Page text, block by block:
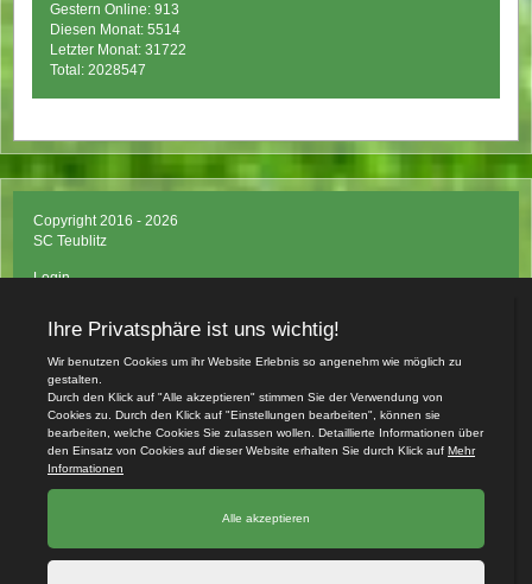
Gestern Online: 913
Diesen Monat: 5514
Letzter Monat: 31722
Total: 2028547
Copyright 2016 - 2026
SC Teublitz
Login
Impressum
Datenschutzerklärung
Teamsports 2
Dein Sportverein online